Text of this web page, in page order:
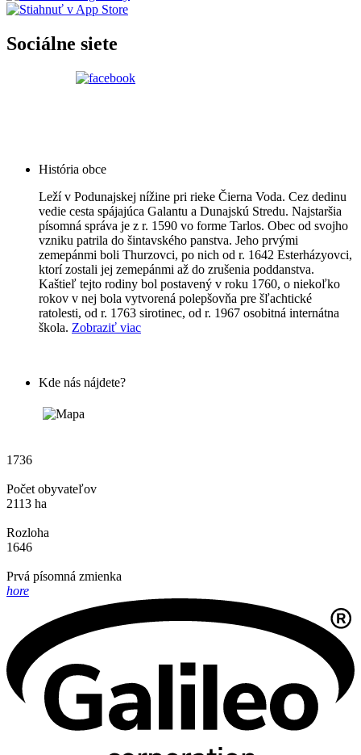
Sociálne siete
História obce
Leží v Podunajskej nížine pri rieke Čierna Voda. Cez dedinu
vedie cesta spájajúca Galantu a Dunajskú Stredu. Najstaršia
písomná správa je z r. 1590 vo forme Tarlos. Obec od svojho
vzniku patrila do šintavského panstva. Jeho prvými
zemepánmi boli Thurzovci, po nich od r. 1642 Esterházyovci,
ktorí zostali jej zemepánmi až do zrušenia poddanstva.
Kaštieľ tejto rodiny bol postavený v roku 1760, o niekoľko
rokov v nej bola vytvorená polepšovňa pre šľachtické
ratolesti, od r. 1763 sirotinec, od r. 1967 osobitná internátna
škola. Zobraziť viac
Kde nás nájdete?
1736
Počet obyvateľov
2113 ha
Rozloha
1646
Prvá písomná zmienka
hore